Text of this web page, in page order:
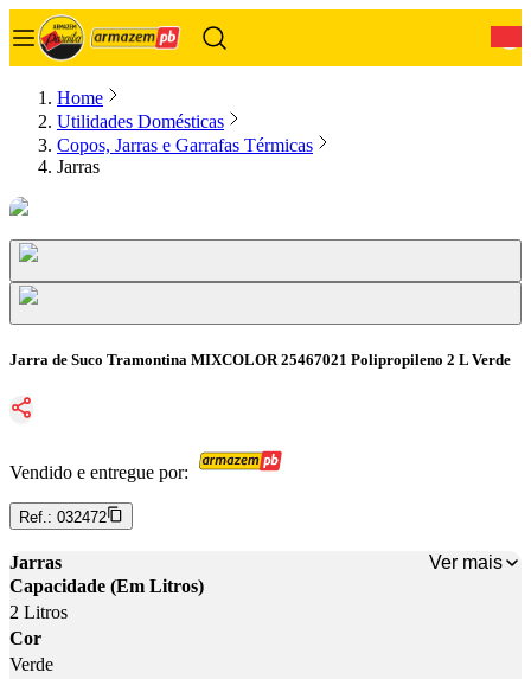
Home
Utilidades Domésticas
Copos, Jarras e Garrafas Térmicas
Jarras
Jarra de Suco Tramontina MIXCOLOR 25467021 Polipropileno 2 L Verde
Vendido e entregue por:
Ref.: 032472
Jarras
Ver mais
Capacidade (Em Litros)
2 Litros
Cor
Verde